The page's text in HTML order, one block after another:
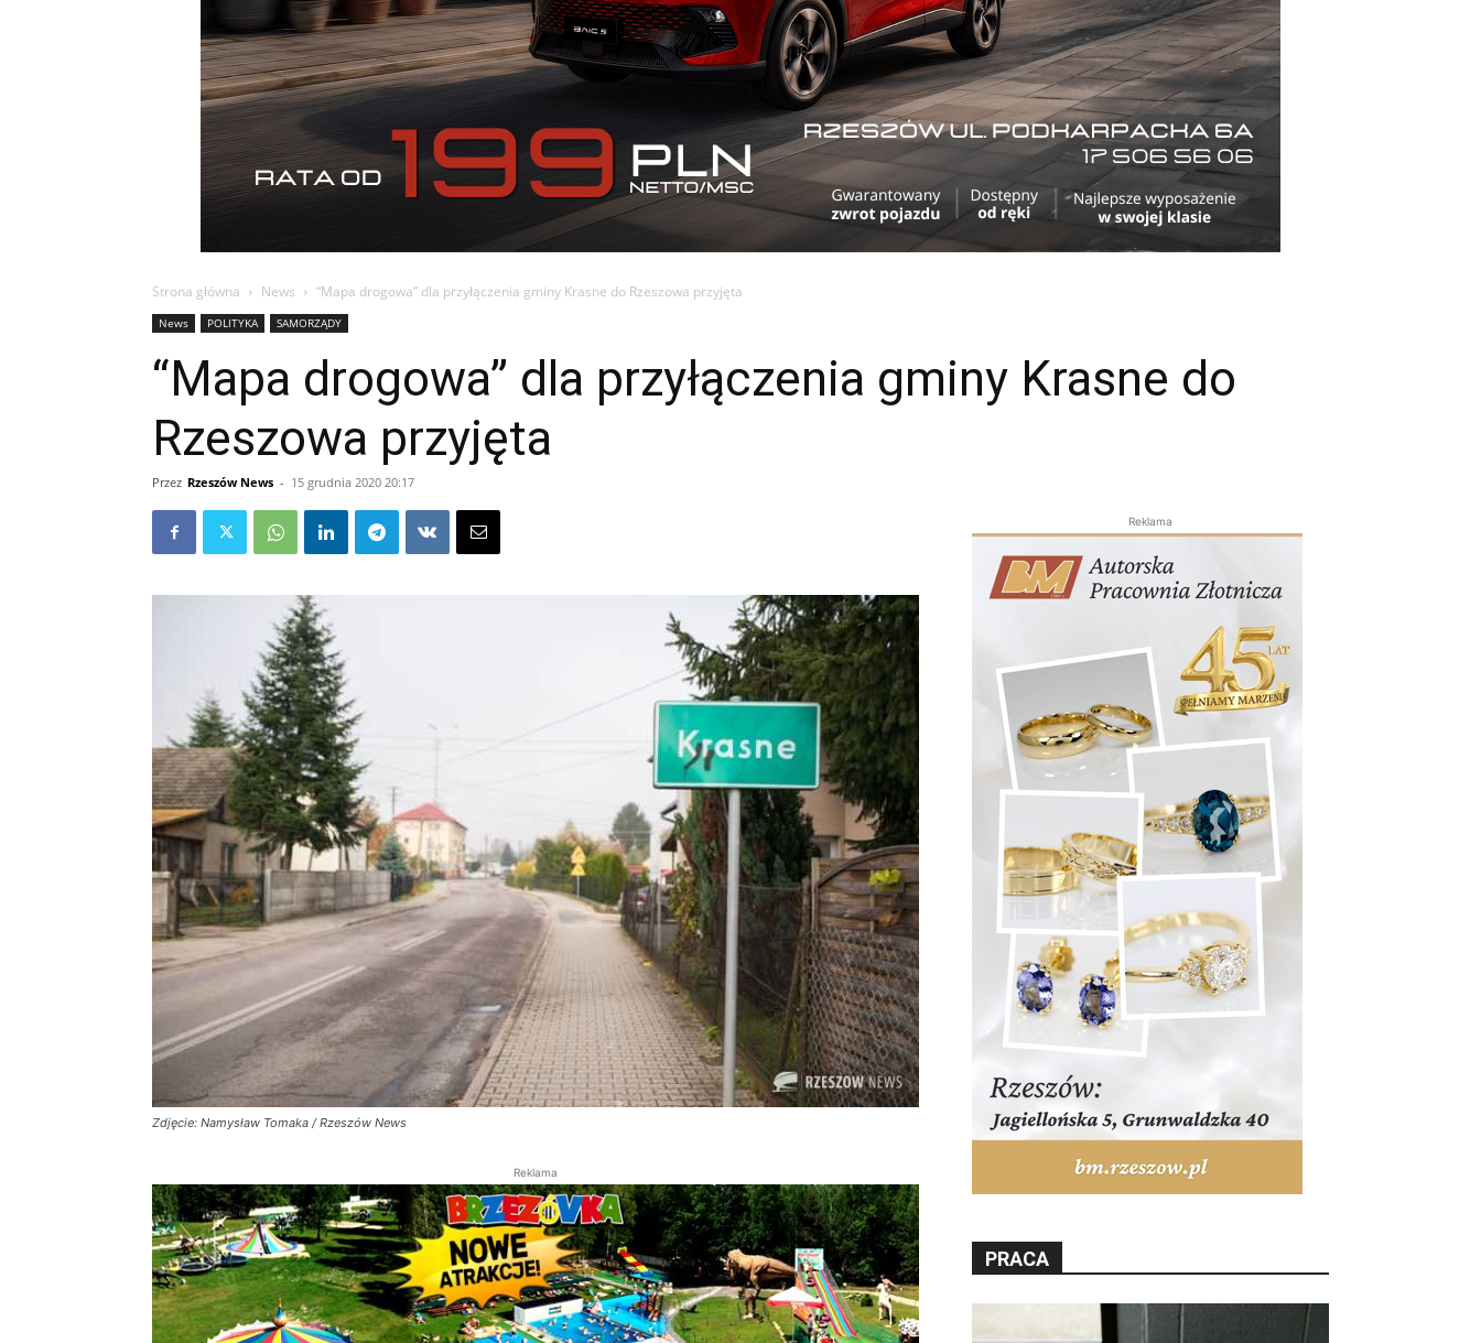
Strona główna News “Mapa drogowa” dla przyłączenia gminy Krasne do Rzeszowa przyjęta
News POLITYKA SAMORZĄDY
“Mapa drogowa” dla przyłączenia gminy Krasne do
Rzeszowa przyjęta
Przez Rzeszów News - 15 grudnia 2020 20:17
Zdjęcie: Namysław Tomaka / Rzeszów News
Reklama
Reklama
PRACA